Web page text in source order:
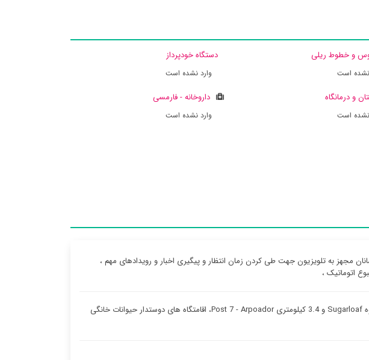
و خطوط ریلی
نشده است
دستگاه خودپرداز
وارد نشده است
و درمانگاه
نشده است
داروخانه - فارمسی
وارد نشده است
مجهز به تلویزیون جهت طی کردن زمان انتظار و پیگیری اخبار و رویدادهای مهم ،
اتوماتیک ،
MZ Apartments Leme II در ریودوژانیرو، در 2.5 کیلومتری کوه Sugarloaf و 3.4 کیلومتری Post 7 - Arpoador، اقامتگاه های دوستدار حیوانات خانگی